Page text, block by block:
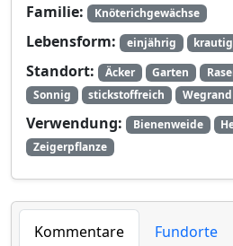
Familie: Knöterichgewächse
Lebensform: einjährig krautig
Standort: Äcker Garten
Sonnig
stickstoffreich Wegrand
Verwendung: Bienenweide
Zeigerpflanze
Kommentare Fundorte